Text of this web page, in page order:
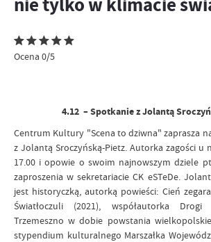
Ocena 0/5
4.12 – Spotkanie z Jolantą
Centrum Kultury "Scena to dziwna" zaprasza
z Jolantą Sroczyńską-Pietz. Autorka zagości u
17.00 i opowie o swoim najnowszym dziele
zaproszenia w sekretariacie CK eSTeDe.
jest historyczką, autorką powieści: Cień
Światłoczuli (2021), współautorka Drogi
Trzemeszno w dobie powstania
stypendium kulturalnego Marszałka